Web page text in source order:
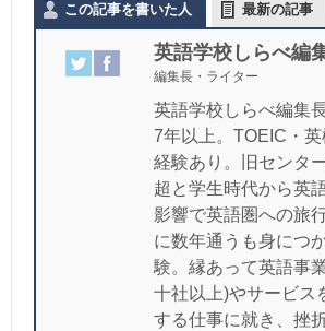
この記事を書いた人 最新の記事
英語学校しらべ編
編集長・ライター
英語学校しらべ編集
7年以上。TOEIC・
経験あり。旧センタ
超と学生時代から英
影響で英語圏への旅
に数年通うも身につ
験。縁あって英語事
十社以上)やサービス
する仕事に就き、挫